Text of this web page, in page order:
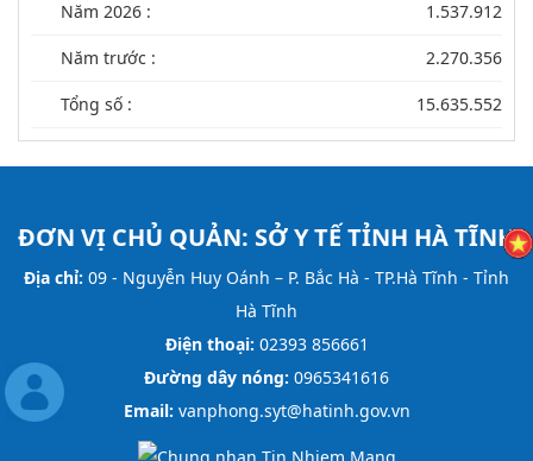
Năm 2026 : 1.537.912
Năm trước : 2.270.356
Tổng số : 15.635.552
ĐƠN VỊ CHỦ QUẢN: SỞ Y TẾ TỈNH HÀ TĨNH
Địa chỉ: 09 - Nguyễn Huy Oánh – P. Bắc Hà - TP.Hà Tĩnh - Tỉnh
Hà Tĩnh
Điện thoại: 02393 856661
Đường dây nóng: 0965341616
Email: vanphong.syt@hatinh.gov.vn